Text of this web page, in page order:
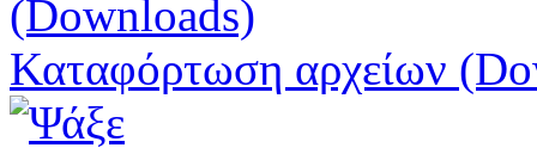
Καταφόρτωση αρχείων